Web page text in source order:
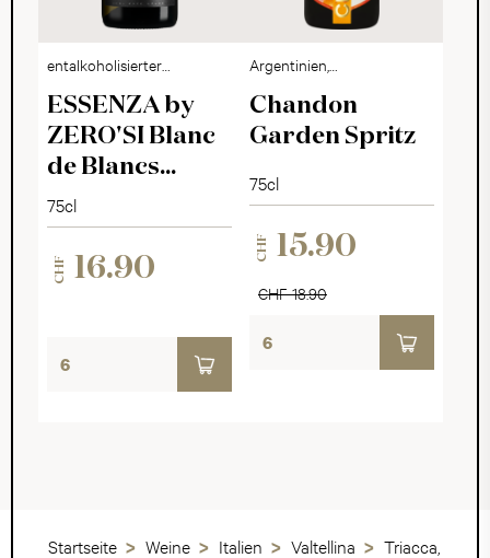
entalkoholisierter
Schaumwein
ESSENZA by
ZERO'SI Blanc
de Blancs
Millésimé 2025
75cl
CHF 16.90
Argentinien,
Mendoza
Chandon
Garden Spritz
75cl
CHF 15.90
CHF 18.90
Startseite Weine Italien Valtellina
Triacca,